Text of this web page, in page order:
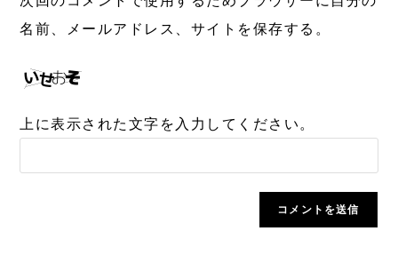
名前、メールアドレス、サイトを保存する。
上に表示された文字を入力してください。